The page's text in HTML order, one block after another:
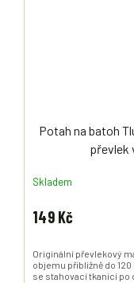
Potah na batoh
převlek
Skladem
149 Kč
Originální převlekový
objemu přibližně do
se stahovací tkanicí po